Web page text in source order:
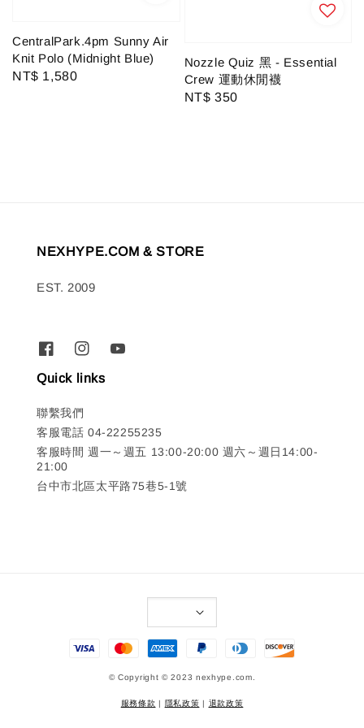
CentralPark.4pm Sunny Air
Knit Polo (Midnight Blue)
Regular
NT$ 1,580
Nozzle Quiz 黑 - Essential
Crew 運動休閒襪
Regular
NT$ 350
NEXHYPE.COM & STORE
EST. 2009
Quick links
聯繫我們
客服電話 04-22255235
客服時間 週一～週五 13:00-20:00 週六～週日14:00-
21:00
台中市北區太平路75巷5-1號
© Copyright © 2023 nexhype.com.
服務條款 | 隱私政策 | 退款政策